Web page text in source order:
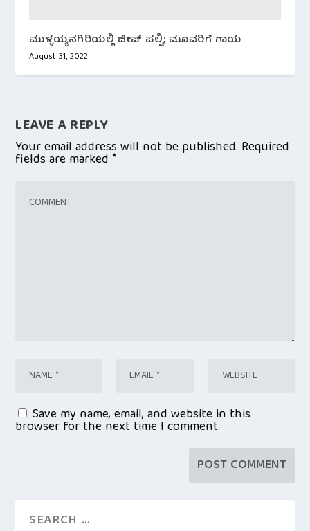
ಮುಳ್ಳಯ್ಯನಗಿರಿಯಲ್ಲಿ ಜೀಪ್ ಪಲ್ಟಿ; ಮೂವರಿಗೆ ಗಾಯ
August 31, 2022
LEAVE A REPLY
Your email address will not be published. Required
fields are marked*
Save my name, email, and website in this
browser for the next time I comment.